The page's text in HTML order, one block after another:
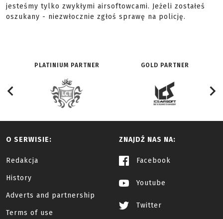
jesteśmy tylko zwykłymi airsoftowcami. Jeżeli zostałeś
oszukany - niezwłocznie zgłoś sprawę na policję.
PLATINIUM PARTNER GOLD PARTNER
O SERWISIE:
Redakcja
History
Adverts and partnership
Terms of use
ZNAJDŹ NAS NA:
Facebook
Youtube
Twitter